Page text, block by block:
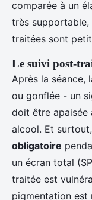
comparée à un
très supportable,
traitées sont
Le suivi post-
Après la séance,
ou gonflée - un
doit être apaisée
alcool. Et surtout,
obligatoire
un écran total
traitée est
pigmentation est